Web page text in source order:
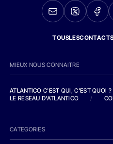
MIEUX NOUS CONNAITRE
ATLANTICO C'EST QUI, C'EST QUOI ?
LE RESEAU D'ATLANTICO
/
CATEGORIES